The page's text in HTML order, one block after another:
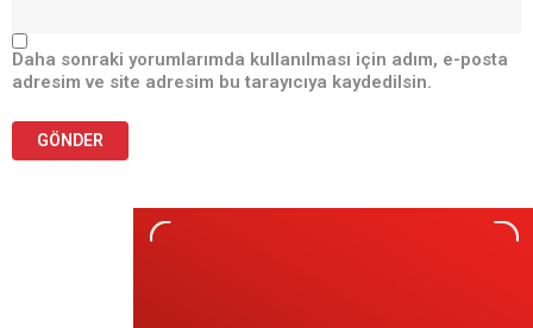
Daha sonraki yorumlarımda kullanılması için adım, e-posta
adresim ve site adresim bu tarayıcıya kaydedilsin.